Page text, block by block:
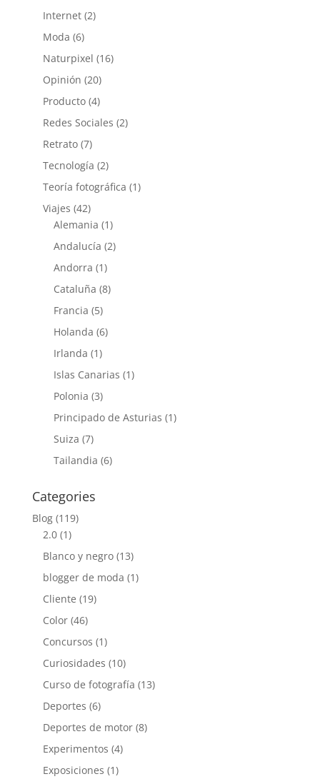
Internet(2)
Moda (6)
Naturpixel (16)
Opinión (20)
Producto(4)
Redes Sociales (2)
Retrato(7)
Tecnología (2)
Teoría fotográfica (1)
Viajes (42)
Alemania (1)
Andalucía (2)
Andorra (1)
Cataluña (8)
Francia (5)
Holanda (6)
Irlanda (1)
Islas Canarias (1)
Polonia (3)
Principado de Asturias (1)
Suiza (7)
Tailandia (6)
Categories
Blog(119)
2.0(1)
Blanco y negro(13)
blogger de moda (1)
Cliente (19)
Color(46)
Concursos (1)
Curiosidades (10)
Curso de fotografía (13)
Deportes (6)
Deportes de motor(8)
Experimentos (4)
Exposiciones (1)